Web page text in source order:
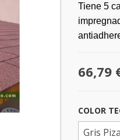
Tiene 5
66,79
COLOR